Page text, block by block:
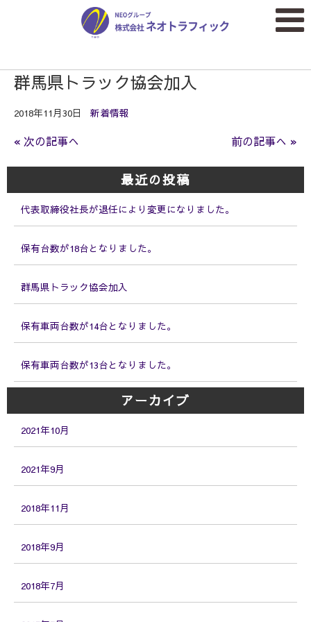
群馬県トラック協会加入
2018年11月30日 新着情報
前の記事へ »
« 次の記事へ
最近の投稿
代表取締役社長が退任により変更になりました。
保有台数が18台となりました。
群馬県トラック協会加入
保有車両台数が14台となりました。
保有車両台数が13台となりました。
アーカイブ
2021年10月
2021年9月
2018年11月
2018年9月
2018年7月